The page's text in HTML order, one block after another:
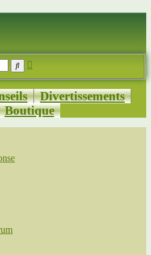
Rechercher
Divertissements
Boutique